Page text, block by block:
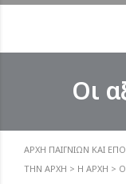
Οι
ΑΡΧΗ ΠΑΙΓΝΙΩΝ ΚΑΙ
ΤΗΝ ΑΡΧΉ > H ΑΡΧΉ >